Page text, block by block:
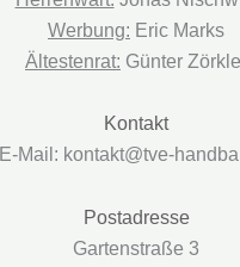
Werbung: Eric Marks
Ältestenrat: Günter
Kontakt
E-Mail: kontakt@tve-
Postadresse
Gartenstraße 3